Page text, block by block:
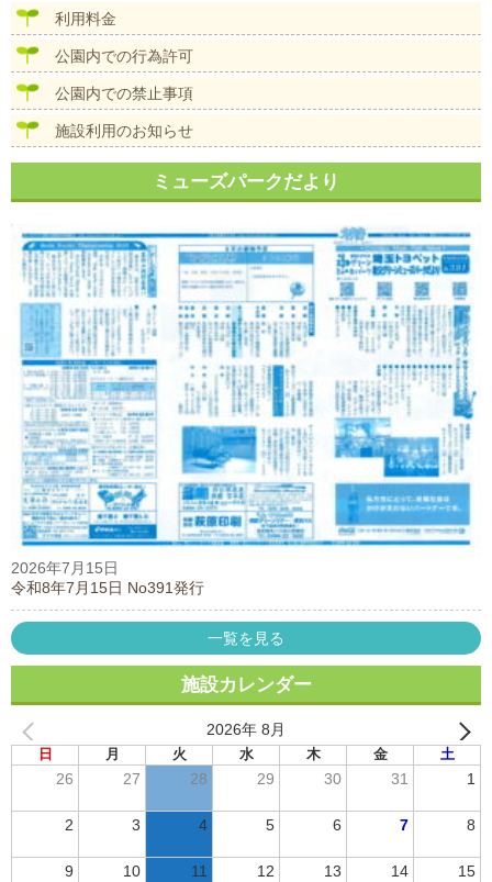
利用料金
公園内での行為許可
公園内での禁止事項
施設利用のお知らせ
ミューズパークだより
2026年7月15日
令和8年7月15日 No391発行
一覧を見る
施設カレンダー
2026年 8月
日 月 火 水 木 金 土
26 27 28 29 30 31 1
2 3 4 5 6 7 8
9 10 11 12 13 14 15